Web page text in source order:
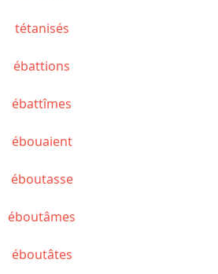
tétanisés
ébattions
ébattîmes
ébouaient
éboutasse
éboutâmes
éboutâtes